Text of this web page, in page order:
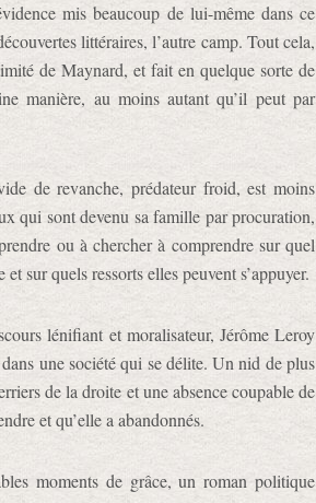
mis beaucoup de lui-même dans ce
littéraires, l’autre camp. Tout cela,
de Maynard, et fait en quelque sorte de
manière, au moins autant qu’il peut par
de revanche, prédateur froid, est moins
qui sont devenu sa famille par procuration,
ou à chercher à comprendre sur quel
sur quels ressorts elles peuvent s’appuyer.
lénifiant et moralisateur, Jérôme Leroy
une société qui se délite. Un nid de plus
de la droite et une absence coupable de
et qu’elle a abandonnés.
moments de grâce, un roman politique